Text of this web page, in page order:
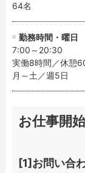
64名
勤務時間・曜日
7:00～20:30
実働8時間／休憩
月～土／週5日
お仕事開
[1]お問い合